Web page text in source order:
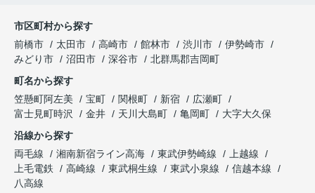
市区町村から探す
前橋市
太田市 高崎市 館林市 渋川市
伊勢崎市
みどり市
沼田市 深谷市
北群馬郡吉岡町
町名から探す
笠懸町阿左美
宝町 関根町 新宿
広瀬町
富士見町時沢
金井 天川大島町 亀岡町
大字大久保
沿線から探す
両毛線
湘南新宿ライン高海 東武伊勢崎線
上越線
上毛電鉄
高崎線 東武桐生線 東武小泉線
信越本線
八高線